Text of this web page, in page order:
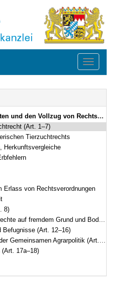
Toggle
forstwirtschaftliches Zuständigkeits- und Vollzugsgesetz – ZuVLFG) Vom 23. Dezember 2022 (GVBl. S. 695) BayRS 7801-1-L (Art. 1–18)
(Art. 1–7)
Tierzuchtrechts
Herkunftsvergleiche
Erlass von Rechtsverordnungen
8)
fremdem Grund und Boden (Art. 9–11)
Befugnisse (Art. 12–16)
Gemeinsamen Agrarpolitik (Art. 17)
17a–18)